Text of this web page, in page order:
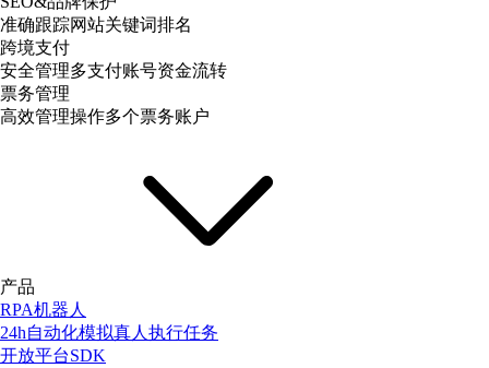
准确跟踪网站关键词排名
跨境支付
安全管理多支付账号资金流转
票务管理
高效管理操作多个票务账户
产品
RPA机器人
24h自动化模拟真人执行任务
开放平台SDK